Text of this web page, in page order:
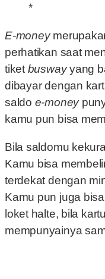
*
E-money
perhatikan saat
tiket buswayyang
dibayar dengan
saldo e-money
kamu pun bisa
Bila saldomu
Kamu bisa
terdekat dengan
Kamu pun juga
loket halte, bila
mempunyainya